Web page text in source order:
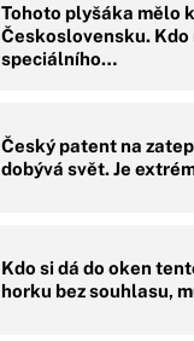
Tohoto plyšáka mělo
Československu. Kdo
speciálního…
Český patent na
dobývá svět. Je
Kdo si dá do oken
horku bez souhlasu,